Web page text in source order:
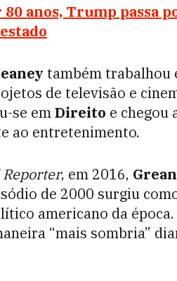
anos, Trump passa
também trabalhou
de televisão e
se emDireito e chegou
ao entretenimento.
, em 2016,
de 2000 surgiu
americano da
“mais sombria”